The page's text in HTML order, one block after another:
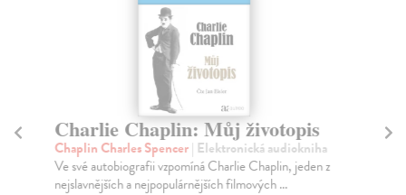
Charlie Chaplin: Můj životopis
Chaplin Charles Spencer| Elektronická audiokniha
Ve své autobiografii vzpomíná Charlie Chaplin, jeden z
nejslavnějších a nejpopulárnějších filmových ...